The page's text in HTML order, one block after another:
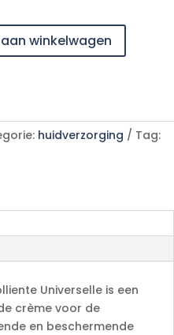
winkelwagen
huidverzorging
Tag:
Universelle is een
crème voor de
en beschermende